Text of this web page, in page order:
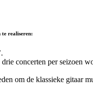
realiseren:
concerten per seizoen
om de klassieke gitaar